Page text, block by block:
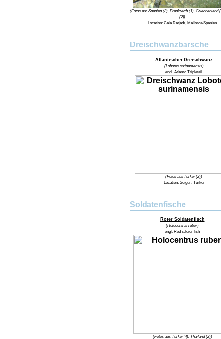
(Fotos aus Spanien (3), Frankreich (1), Griechenland
(2))
Location: Cala Ratjada, Mallorca/Spanien
Dreischwanzbarsche
Atlantischer Dreischwanz
(Lobotes surinamensis)
engl. Atlantic Tripletail
(Fotos aus Türkei (2))
Location: Sorgun, Türkei
Soldatenfische
Roter Soldatenfisch
(Holocentrus ruber)
engl. Red soldier fish
(Fotos aus Türkei (4), Thailand (2))